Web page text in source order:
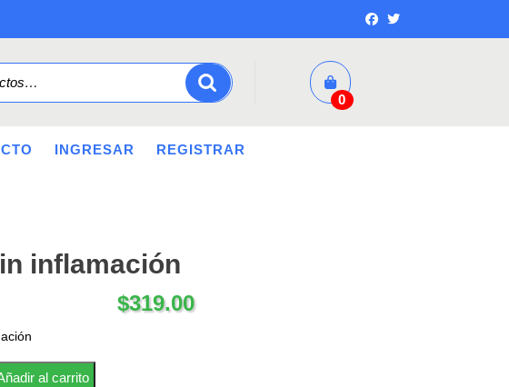
0
INGRESAR REGISTRAR
inflamación
$319.00
cantidad
al carrito